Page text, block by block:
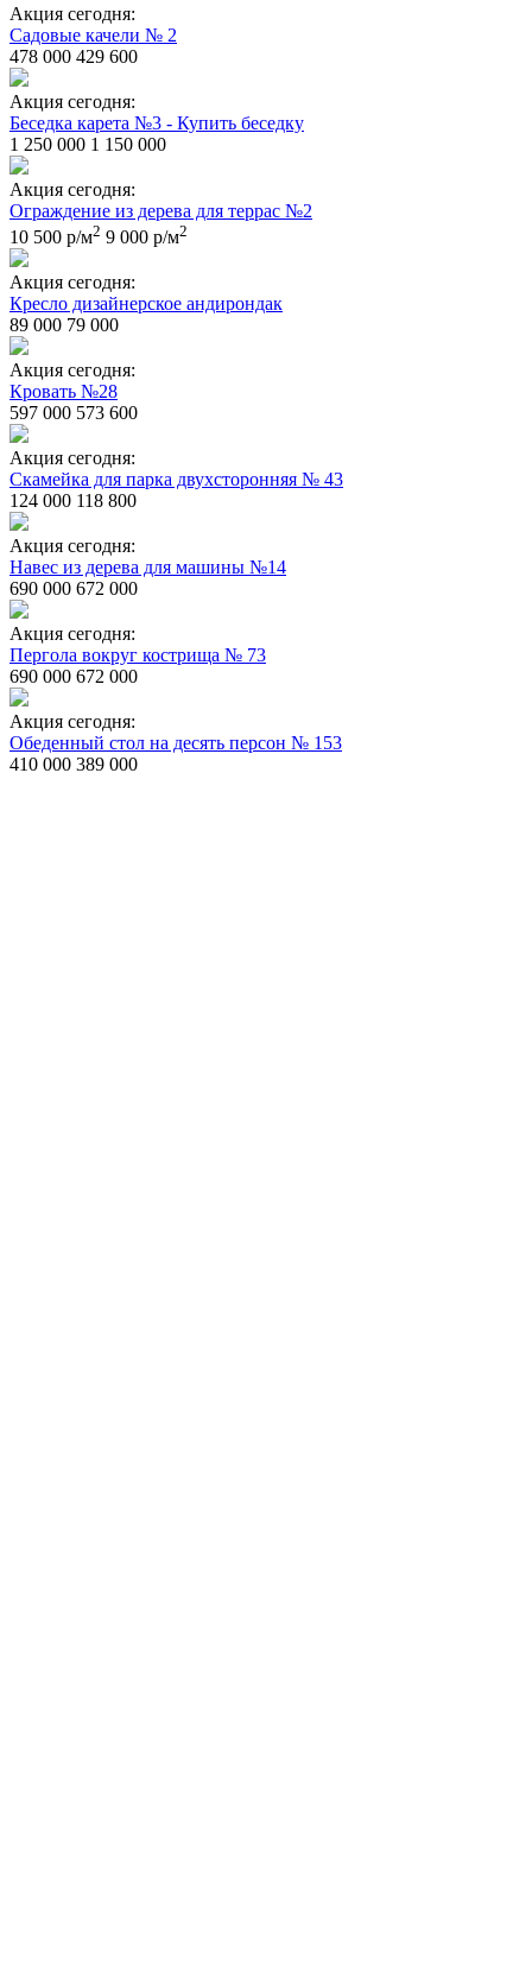
Акция сегодня:
Садовые качели № 2
478 000 429 600
Акция сегодня:
Беседка карета №3 - Купить беседку
1 250 000 1 150 000
Акция сегодня:
Ограждение из дерева для террас №2
10 500 р/м2 9 000 р/м2
Акция сегодня:
Кресло дизайнерское андирондак
89 000 79 000
Акция сегодня:
Кровать №28
597 000 573 600
Акция сегодня:
Скамейка для парка двухсторонняя № 43
124 000 118 800
Акция сегодня:
Навес из дерева для машины №14
690 000 672 000
Акция сегодня:
Пергола вокруг кострища № 73
690 000 672 000
Акция сегодня:
Обеденный стол на десять персон № 153
410 000 389 000